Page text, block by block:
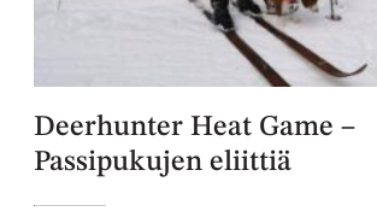
Deerhunter Heat Game –
Passipukujen eliittiä